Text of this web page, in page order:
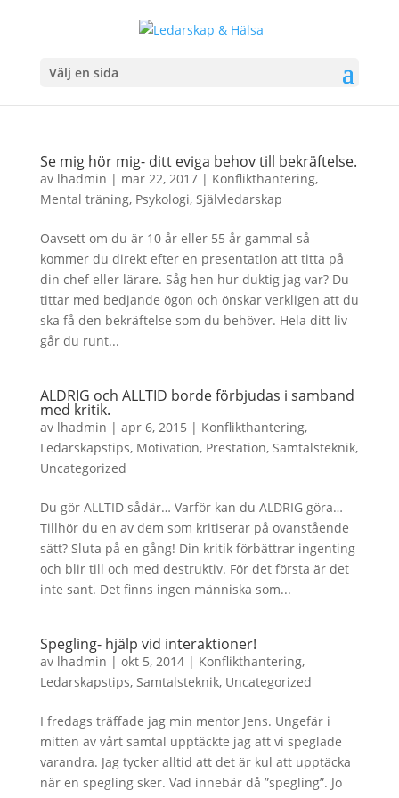
Välj en sida
Se mig hör mig- ditt eviga behov till bekräftelse.
av lhadmin | mar 22, 2017| Konflikthantering,
Mental träning, Psykologi, Självledarskap
Oavsett om du är 10 år eller 55 år gammal så
kommer du direkt efter en presentation att titta på
din chef eller lärare. Såg hen hur duktig jag var? Du
tittar med bedjande ögon och önskar verkligen att du
ska få den bekräftelse som du behöver. Hela ditt liv
går du runt...
ALDRIG och ALLTID borde förbjudas i samband
med kritik.
av lhadmin | apr 6, 2015 | Konflikthantering,
Ledarskapstips, Motivation, Prestation, Samtalsteknik,
Uncategorized
Du gör ALLTID sådär… Varför kan du ALDRIG göra…
Tillhör du en av dem som kritiserar på ovanstående
sätt? Sluta på en gång! Din kritik förbättrar ingenting
och blir till och med destruktiv. För det första är det
inte sant. Det finns ingen människa som...
Spegling- hjälp vid interaktioner!
av lhadmin | okt 5, 2014| Konflikthantering,
Ledarskapstips, Samtalsteknik, Uncategorized
I fredags träffade jag min mentor Jens. Ungefär i
mitten av vårt samtal upptäckte jag att vi speglade
varandra. Jag tycker alltid att det är kul att upptäcka
när en spegling sker. Vad innebär då ”spegling”. Jo